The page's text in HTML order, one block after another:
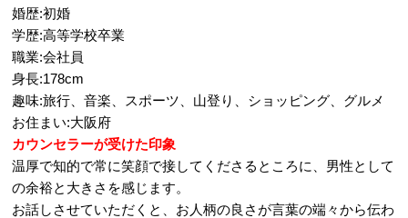
婚歴:初婚
学歴:高等学校卒業
職業:会社員
身長:178cm
趣味:旅行、音楽、スポーツ、山登り、ショッピング、グルメ
お住まい:大阪府
カウンセラーが受けた印象
温厚で知的で常に笑顔で接してくださるところに、男性として
の余裕と大きさを感じます。
お話しさせていただくと、お人柄の良さが言葉の端々から伝わ